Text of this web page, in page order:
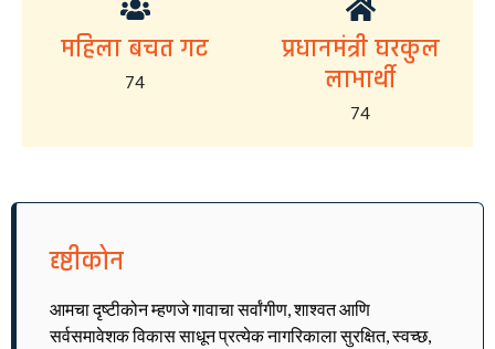
महिला बचत गट
74
प्रधानमंत्री घरकुल
लाभार्थी
74
दृष्टीकोन
आमचा दृष्टीकोन म्हणजे गावाचा सर्वांगीण, शाश्वत आणि
सर्वसमावेशक विकास साधून प्रत्येक नागरिकाला सुरक्षित, स्वच्छ,